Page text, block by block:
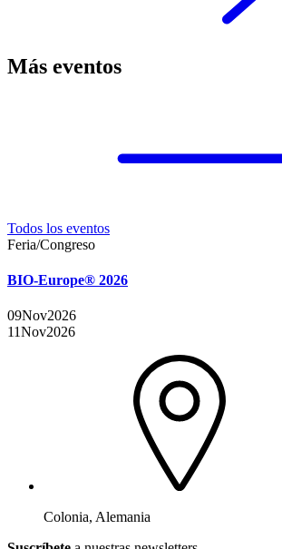
Más eventos
Todos los eventos
Feria/Congreso
BIO-Europe® 2026
09Nov2026
11Nov2026
Colonia, Alemania